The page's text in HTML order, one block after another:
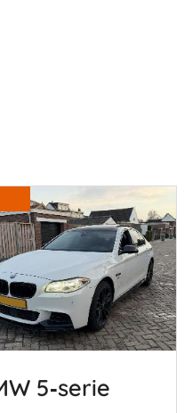
5‑serie